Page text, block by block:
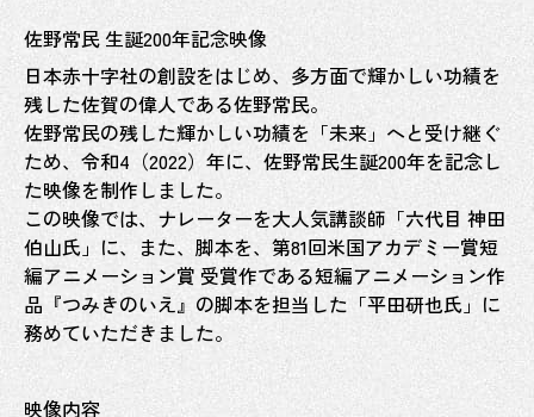
佐野常民 生誕200年記念映像
日本赤十字社の創設をはじめ、多方面で輝かしい功績を
残した佐賀の偉人である佐野常民。
佐野常民の残した輝かしい功績を「未来」へと受け継ぐ
ため、令和4（2022）年に、佐野常民生誕200年を記念し
た映像を制作しました。
この映像では、ナレーターを大人気講談師「六代目 神田
伯山氏」に、また、脚本を、第81回米国アカデミー賞短
編アニメーション賞 受賞作である短編アニメーション作
品『つみきのいえ』の脚本を担当した「平田研也氏」に
務めていただきました。
映像内容